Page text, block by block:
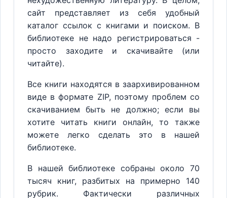
сайт представляет из себя удобный
каталог ссылок с книгами и поиском. В
библиотеке не надо регистрироваться -
просто заходите и скачивайте (или
читайте).
Все книги находятся в заархивированном
виде в формате ZIP, поэтому проблем со
скачиванием быть не должно; если вы
хотите читать книги онлайн, то также
можете легко сделать это в нашей
библиотеке.
В нашей библиотеке собраны около 70
тысяч книг, разбитых на примерно 140
рубрик. Фактически различных